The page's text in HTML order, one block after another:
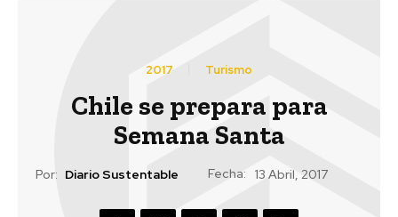
2017 Turismo
Chile se prepara para
Semana Santa
Por: Diario Sustentable Fecha: 13 Abril, 2017